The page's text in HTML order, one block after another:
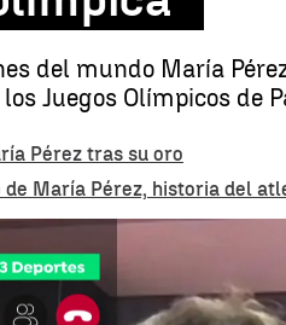
del mundo María
Juegos Olímpicos de
Pérez tras su oro
María Pérez, historia del